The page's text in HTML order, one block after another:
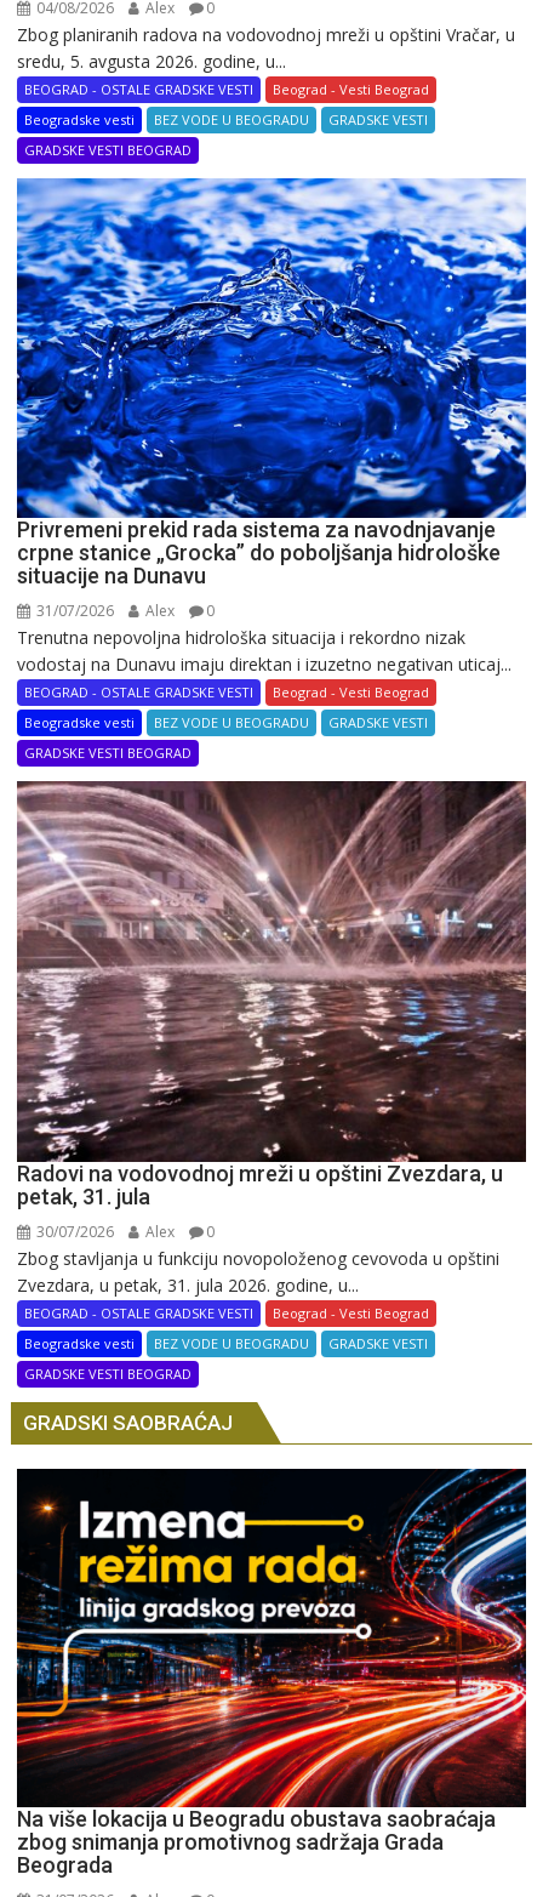
04/08/2026 Alex 0
Zbog planiranih radova na vodovodnoj mreži u opštini Vračar, u
sredu, 5. avgusta 2026. godine, u...
BEOGRAD - OSTALE GRADSKE VESTI
Beograd - Vesti Beograd
Beogradske vesti
BEZ VODE U BEOGRADU
GRADSKE VESTI
GRADSKE VESTI BEOGRAD
Privremeni prekid rada sistema za navodnjavanje
crpne stanice „Grocka” do poboljšanja hidrološke
situacije na Dunavu
31/07/2026 Alex 0
Trenutna nepovoljna hidrološka situacija i rekordno nizak
vodostaj na Dunavu imaju direktan i izuzetno negativan uticaj...
BEOGRAD - OSTALE GRADSKE VESTI
Beograd - Vesti Beograd
Beogradske vesti
BEZ VODE U BEOGRADU
GRADSKE VESTI
GRADSKE VESTI BEOGRAD
Radovi na vodovodnoj mreži u opštini Zvezdara, u
petak, 31. jula
30/07/2026 Alex 0
Zbog stavljanja u funkciju novopoloženog cevovoda u opštini
Zvezdara, u petak, 31. jula 2026. godine, u...
BEOGRAD - OSTALE GRADSKE VESTI
Beograd - Vesti Beograd
Beogradske vesti
BEZ VODE U BEOGRADU
GRADSKE VESTI
GRADSKE VESTI BEOGRAD
GRADSKI SAOBRAĆAJ
Na više lokacija u Beogradu obustava saobraćaja
zbog snimanja promotivnog sadržaja Grada
Beograda